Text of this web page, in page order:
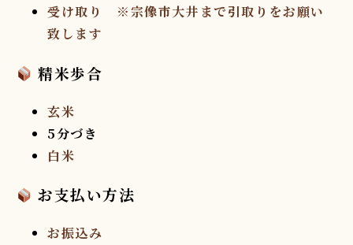
受け取り
※宗像市大井まで引取りをお願い
致します
精米歩合
玄米
5分づき
白米
お支払い方法
お振込み